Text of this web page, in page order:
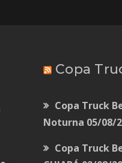
Copa
Copa Truck
Noturna 05/08/
Copa Truck